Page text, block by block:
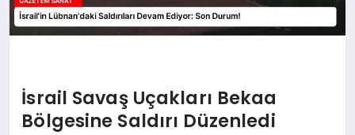
İsrail Savaş Uçakları Bekaa
Bölgesine Saldırı Düzenledi